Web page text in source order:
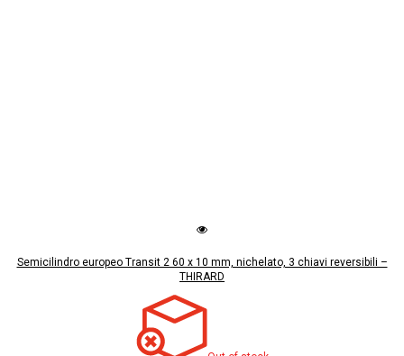
Semicilindro europeo Transit 2 60 x 10 mm, nichelato, 3 chiavi reversibili –
THIRARD